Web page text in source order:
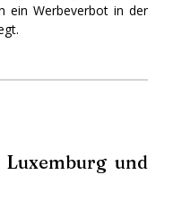
ein Werbeverbot in der
und